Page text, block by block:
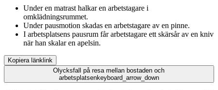
Under en matrast halkar en arbetstagare i
omklädningsrummet.
Under pausmotion skadas en arbetstagare av en pinne.
I arbetsplatsens pausrum får arbetstagare ett skärsår av en kniv
när han skalar en apelsin.
Kopiera länk link
Olycksfall på resa mellan bostaden och
arbetsplatsenkeyboard_arrow_down